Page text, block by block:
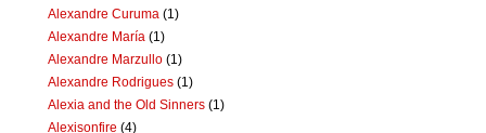
Alexandre Curuma (1)
Alexandre María (1)
Alexandre Marzullo (1)
Alexandre Rodrigues (1)
Alexia and the Old Sinners (1)
Alexisonfire (4)